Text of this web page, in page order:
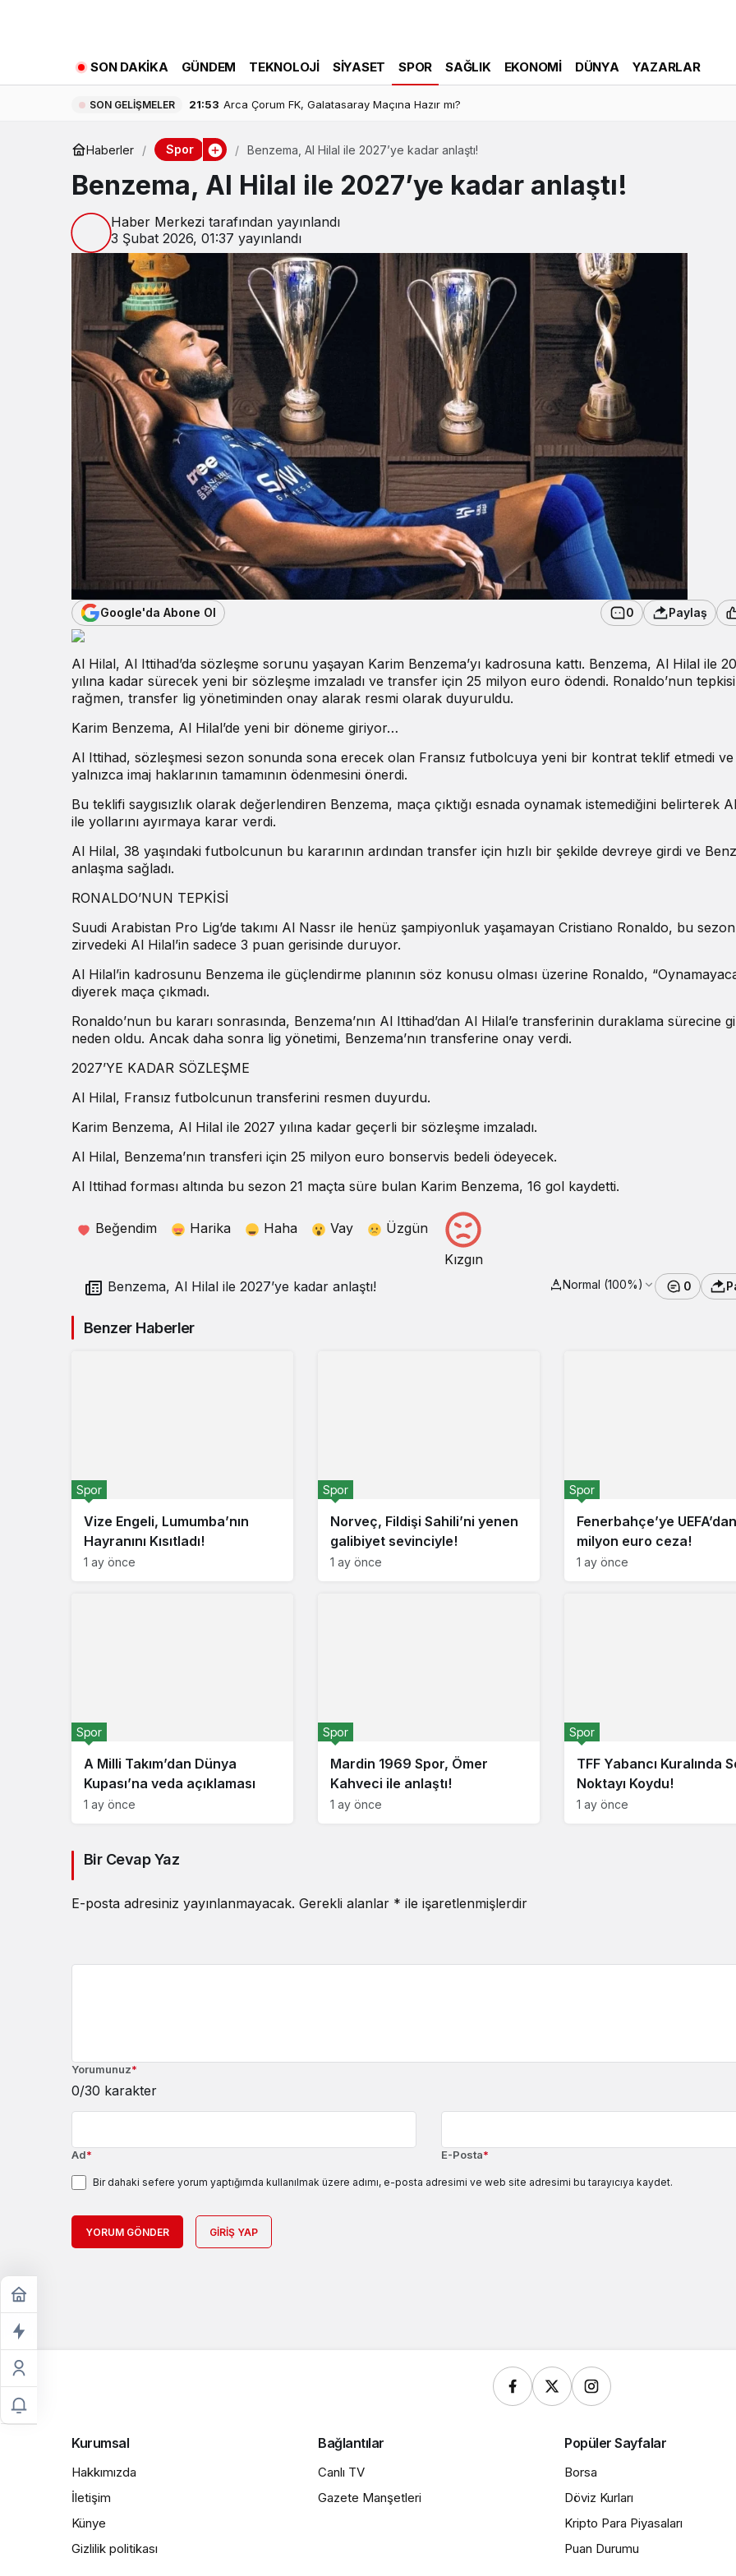
SON DAKIKA GÜNDEM TEKNOLOJI SIYASET SPOR SAĞLIK EKONOMI DÜNYA YAZARLAR
SON GELIŞMELER 21:53 Arca Çorum FK, Galatasaray Maçına Hazır mı?
Haberler Spor Benzema, Al Hilal ile 2027’ye kadar anlaştı!
Benzema, Al Hilal ile 2027’ye kadar anlaştı!
Haber Merkezi tarafından yayınlandı
3 Şubat 2026, 01:37 yayınlandı
Google'da Abone Ol 0 Paylaş
Al Hilal, Al Ittihad’da sözleşme sorunu yaşayan Karim Benzema’yı kadrosuna kattı. Benzema, Al Hilal ile
yılına kadar sürecek yeni bir sözleşme imzaladı ve transfer için 25 milyon euro ödendi. Ronaldo’nun
rağmen, transfer lig yönetiminden onay alarak resmi olarak duyuruldu.
Karim Benzema, Al Hilal’de yeni bir döneme giriyor…
Al Ittihad, sözleşmesi sezon sonunda sona erecek olan Fransız futbolcuya yeni bir kontrat teklif etmedi ve
yalnızca imaj haklarının tamamının ödenmesini önerdi.
Bu teklifi saygısızlık olarak değerlendiren Benzema, maça çıktığı esnada oynamak istemediğini belirterek
ile yollarını ayırmaya karar verdi.
Al Hilal, 38 yaşındaki futbolcunun bu kararının ardından transfer için hızlı bir şekilde devreye girdi ve
anlaşma sağladı.
RONALDO’NUN TEPKİSİ
Suudi Arabistan Pro Lig’de takımı Al Nassr ile henüz şampiyonluk yaşamayan Cristiano Ronaldo, bu sezon
zirvedeki Al Hilal’in sadece 3 puan gerisinde duruyor.
Al Hilal’in kadrosunu Benzema ile güçlendirme planının söz konusu olması üzerine Ronaldo,
diyerek maça çıkmadı.
Ronaldo’nun bu kararı sonrasında, Benzema’nın Al Ittihad’dan Al Hilal’e transferinin duraklama sürecine
neden oldu. Ancak daha sonra lig yönetimi, Benzema’nın transferine onay verdi.
2027’YE KADAR SÖZLEŞME
Al Hilal, Fransız futbolcunun transferini resmen duyurdu.
Karim Benzema, Al Hilal ile 2027 yılına kadar geçerli bir sözleşme imzaladı.
Al Hilal, Benzema’nın transferi için 25 milyon euro bonservis bedeli ödeyecek.
Al Ittihad forması altında bu sezon 21 maçta süre bulan Karim Benzema, 16 gol kaydetti.
Beğendim Harika Haha Vay
Üzgün
Kızgın
Benzema, Al Hilal ile 2027’ye kadar anlaştı!
Normal (100%) 0
Benzer Haberler
Vize Engeli, Lumumba’nın
Hayranını Kısıtladı!
Spor
1 ay önce
Norveç, Fildişi Sahili’ni yenen
galibiyet sevinciyle!
Spor
1 ay önce
Fenerbahçe’ye
milyon euro ceza!
Spor
1 ay önce
A Milli Takım’dan Dünya
Kupası’na veda açıklaması
Spor
1 ay önce
Mardin 1969 Spor, Ömer
Kahveci ile anlaştı!
Spor
1 ay önce
TFF Yabancı Kuralında
Noktayı Koydu!
Spor
1 ay önce
Bir Cevap Yaz
E-posta adresiniz yayınlanmayacak. Gerekli alanlar * ile işaretlenmişlerdir
Yorumunuz*
0/30 karakter
Ad* E-Posta*
Bir dahaki sefere yorum yaptığımda kullanılmak üzere adımı, e-posta adresimi ve web site adresimi bu tarayıcıya kaydet.
YORUM GÖNDER GIRIŞ YAP
Kurumsal
Hakkımızda
İletişim
Künye
Gizlilik politikası
Bağlantılar
Canlı TV
Gazete Manşetleri
Popüler Sayfalar
Borsa
Döviz Kurları
Kripto Para Piyasaları
Puan Durumu